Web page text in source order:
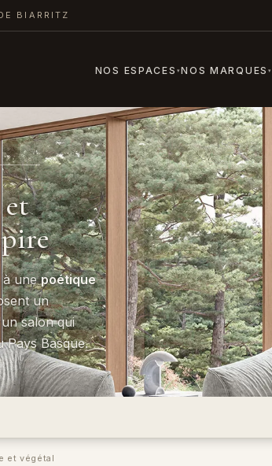
BIARRITZ
NOS ESPACES ▾NOS MARQUES ▾
et
unepoétique
un
salon qui
Pays Basque.
et végétal